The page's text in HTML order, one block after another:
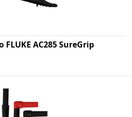
AC285 SureGrip